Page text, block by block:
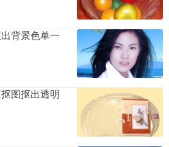
出背景色单一
图抠出透明